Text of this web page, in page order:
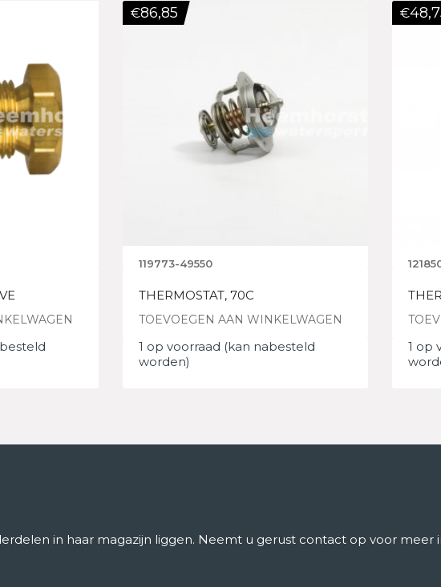
119773-49550
THERMOSTAT, 70C
TOEVOEGEN AAN WINKELWAGEN
€86,85
1 op voorraad (kan nabesteld
worden)
€
1 op
in haar magazijn liggen. Neemt u gerust contact op voor meer